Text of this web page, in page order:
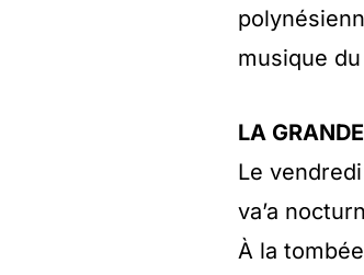
musique
LA
Le
va’a
À la